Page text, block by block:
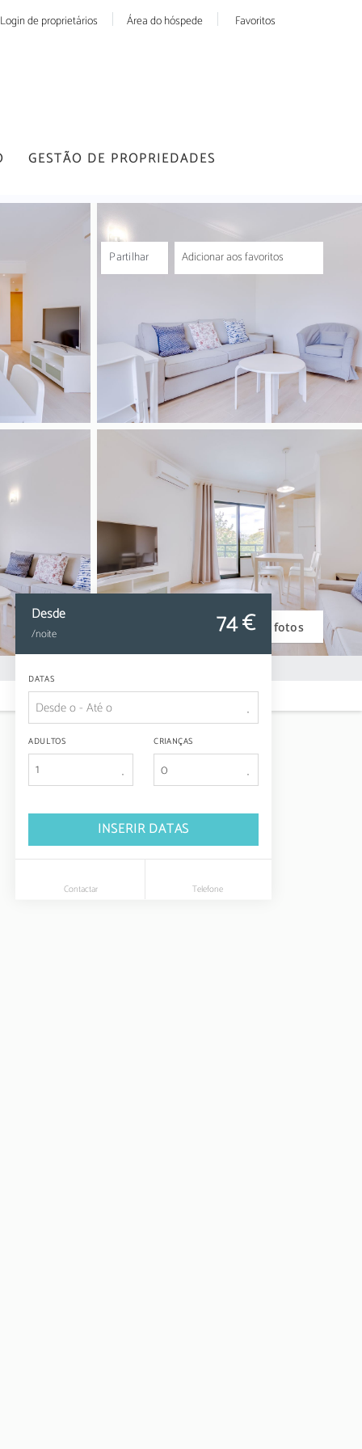
Favoritos
Área do hóspede
Login de proprietários
GESTÃO DE PROPRIEDADES
Ver fotos
Adicionar aos favoritos
Partilhar
Desde
/noite 74 €
DATAS
ADULTOS
1
CRIANÇAS
INSERIR DATAS
Contactar Telefone